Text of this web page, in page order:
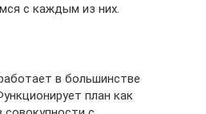
с каждым из них.
в большинстве
план как